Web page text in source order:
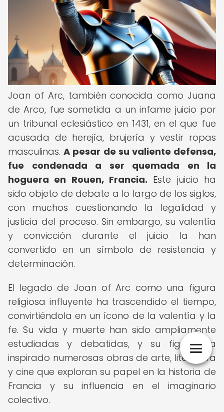
Joan of Arc, también conocida como Juana
de Arco, fue sometida a un infame juicio por
un tribunal eclesiástico en 1431, en el que fue
acusada de herejía, brujería y vestir ropas
masculinas.A pesar de su valiente defensa,
fue condenada a ser quemada en la
hoguera en Rouen, Francia. Este juicio ha
sido objeto de debate a lo largo de los siglos,
con muchos cuestionando la legalidad y
justicia del proceso. Sin embargo, su valentía
y convicción durante el juicio la han
convertido en un símbolo de resistencia y
determinación.
El legado de Joan of Arc como una figura
religiosa influyente ha trascendido el tiempo,
convirtiéndola en un ícono de la valentía y la
fe. Su vida y muerte han sido ampliamente
estudiadas y debatidas, y su figura ha
inspirado numerosas obras de arte, literatura
y cine que exploran su papel en la historia de
Francia y su influencia en el imaginario
colectivo.